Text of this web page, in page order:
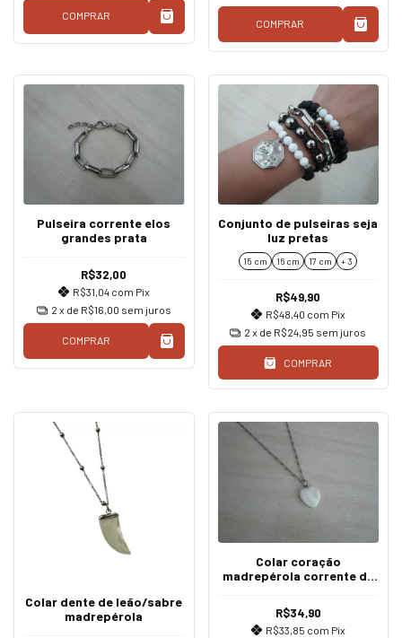
COMPRAR
COMPRAR
Pulseira corrente elos
grandes prata
R$32,00
R$31,04 com Pix
2 x de R$16,00 sem juros
COMPRAR
Conjunto de pulseiras seja
luz pretas
15 cm 16 cm 17 cm + 3
R$49,90
R$48,40 com Pix
2 x de R$24,95 sem juros
COMPRAR
Colar dente de leão/sabre
madrepérola
Colar coração
madrepérola corrente de
R$34,90
R$33,85 com Pix